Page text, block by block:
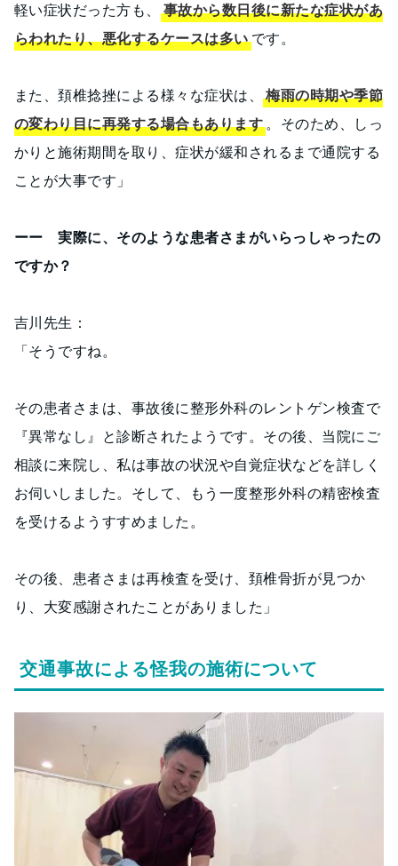
軽い症状だった方も、
事故から数日後に新たな症状があ
らわれたり、悪化するケースは多いです。
また、頚椎捻挫による様々な症状は、梅雨の時期や季節
の変わり目に再発する場合もあります。そのため、しっ
かりと施術期間を取り、症状が緩和されるまで通院する
ことが大事です」
ーー 実際に、そのような患者さまがいらっしゃったの
ですか？
吉川先生：
「そうですね。
その患者さまは、事故後に整形外科のレントゲン検査で
『異常なし』と診断されたようです。その後、当院にご
相談に来院し、私は事故の状況や自覚症状などを詳しく
お伺いしました。そして、もう一度整形外科の精密検査
を受けるようすすめました。
その後、患者さまは再検査を受け、頚椎骨折が見つか
り、大変感謝されたことがありました」
交通事故による怪我の施術について